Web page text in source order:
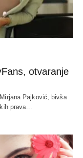
otvaranje
Pajković, bivša
prava…